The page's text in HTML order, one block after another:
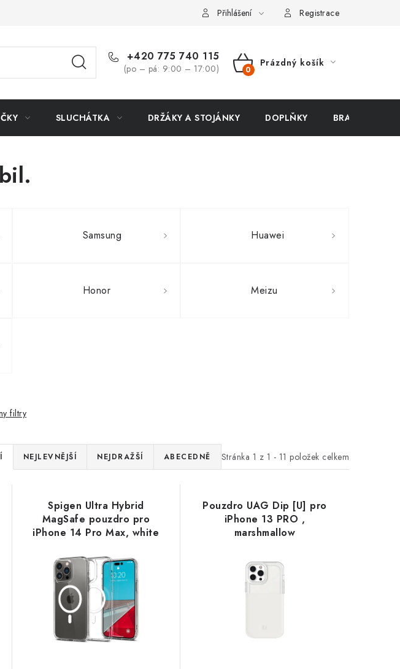
Vrácení zboží a reklamace Přihlášení Registrace
+420 775 740 115
(po – pá: 9:00 – 17:00)
NÁKUPNÍ
Prázdný košík
SLUCHÁTKA DRŽÁKY A STOJÁNKY DOPLŇKY BRAŠNY NA
Samsung Huawei
Honor Meizu
filtry
Stránka 1 z 1 - 11 položek celkem
NEJLEVNĚJŠÍ NEJDRAŽŠÍ ABECEDNĚ
Spigen Ultra Hybrid
MagSafe pouzdro pro
iPhone 14 Pro Max, white
Pouzdro UAG Dip [U] pro
iPhone 13 PRO ,
marshmallow